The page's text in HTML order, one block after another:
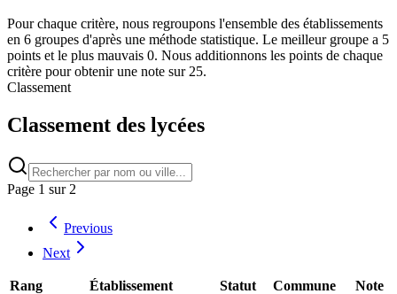
Pour chaque critère, nous regroupons l'ensemble des établissements
en 6 groupes d'après une méthode statistique. Le meilleur groupe a 5
points et le plus mauvais 0. Nous additionnons les points de chaque
critère pour obtenir une note sur 25.
Classement
Classement des lycées
Page 1 sur 2
Previous
Next
Rang Établissement Statut Commune Note